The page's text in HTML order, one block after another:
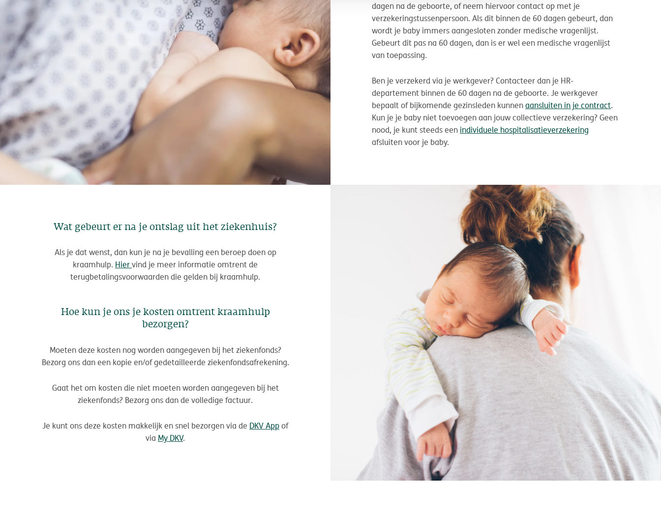
dagen na de geboorte, of neem hiervoor contact op met je
verzekeringstussenpersoon. Als dit binnen de 60 dagen gebeurt, dan
wordt je baby immers aangesloten zonder medische vragenlijst.
Gebeurt dit pas na 60 dagen, dan is er wel een medische vragenlijst
van toepassing.
Ben je verzekerd via je werkgever? Contacteer dan je HR-
departement binnen de 60 dagen na de geboorte. Je werkgever
bepaalt of bijkomende gezinsleden kunnenaansluiten in je contract.
Kun je je baby niet toevoegen aan jouw collectieve verzekering? Geen
nood, je kunt steeds een individuele hospitalisatieverzekering
afsluiten voor je baby.
Wat gebeurt er na je ontslag uit het ziekenhuis?
Als je dat wenst, dan kun je na je bevalling een beroep doen op
kraamhulp. Hiervind je meer informatie omtrent de
terugbetalingsvoorwaarden die gelden bij kraamhulp.
Hoe kun je ons je kosten omtrent kraamhulp
bezorgen?
Moeten deze kosten nog worden aangegeven bij het ziekenfonds?
Bezorg ons dan een kopie en/of gedetailleerde ziekenfondsafrekening.
Gaat het om kosten die niet moeten worden aangegeven bij het
ziekenfonds? Bezorg ons dan de volledige factuur.
Je kunt ons deze kosten makkelijk en snel bezorgen via de DKV Appof
via My DKV.